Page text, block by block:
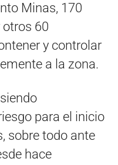
Minas, 170
otros 60
y controlar
a la zona.
para el inicio
sobre todo ante
hace